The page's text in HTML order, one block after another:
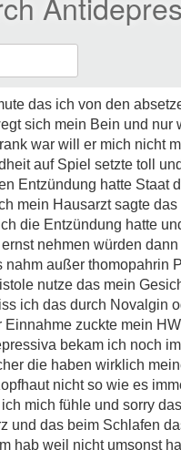
das ich von den
sich mein Bein und
war will er mich nicht
auf Spiel setzte toll
Entzündung hatte Staat
mein Hausarzt sagte
die Entzündung hatte
nehmen würden
nahm außer thomopahrin
nutze das mein
ich das durch Novalgin
Einnahme zuckte mein
bekam ich noch
die haben wirklich
nicht so wie es
mich fühle und sorry
und das beim Schlafen
hab weil nicht umsonst